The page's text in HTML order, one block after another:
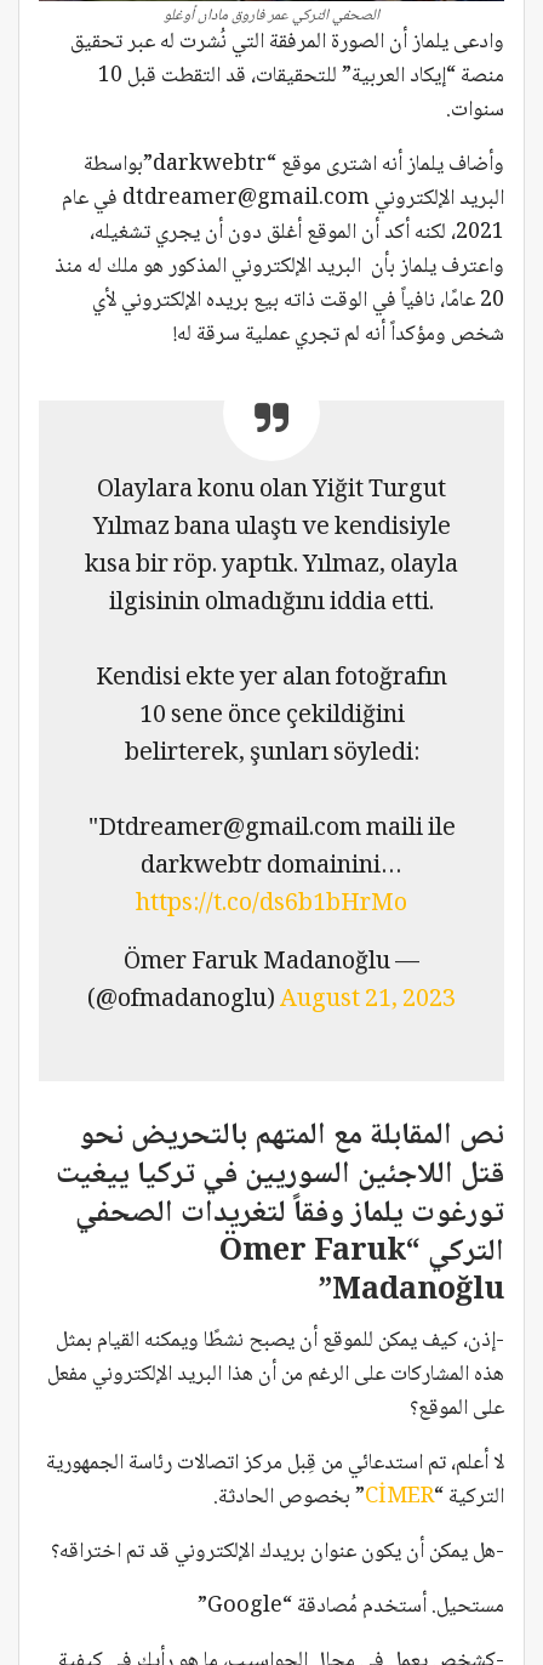
الصحفي التركي عمر فاروق مادان أوغلو
وادعى يلماز أن الصورة المرفقة التي نُشرت له عبر تحقيق
منصة “إيكاد العربية” للتحقيقات، قد التقطت قبل 10
سنوات.
وأضاف يلماز أنه اشترى موقع “darkwebtr”بواسطة
البريد الإلكترونيdtdreamer@gmail.com في عام
2021، لكنه أكد أن الموقع أغلق دون أن يجري تشغيله،
واعترف يلماز بأن البريد الإلكتروني المذكور هو ملك له منذ
20 عامًا، نافياً في الوقت ذاته بيع بريده الإلكتروني لأي
شخص ومؤكداً أنه لم تجري عملية سرقة له!
Olaylara konu olan Yiğit Turgut
Yılmaz bana ulaştı ve kendisiyle
kısa bir röp. yaptık. Yılmaz, olayla
ilgisinin olmadığını iddia etti.
Kendisi ekte yer alan fotoğrafın
10 sene önce çekildiğini
belirterek, şunları söyledi:
"Dtdreamer@gmail.commaili ile
darkwebtr domainini…
https://t.co/ds6b1bHrMo
— Ömer Faruk Madanoğlu
(@ofmadanoglu)August 21, 2023
نص المقابلة مع المتهم بالتحريض نحو
قتل اللاجئين السوريين في تركيا ييغيت
تورغوت يلماز وفقاً لتغريدات الصحفي
التركي “Ömer Faruk
Madanoğlu”
-إذن، كيف يمكن للموقع أن يصبح نشطًا ويمكنه القيام بمثل
هذه المشاركات على الرغم من أن هذا البريد الإلكتروني مفعل
على الموقع؟
لا أعلم، تم استدعائي من قِبل مركز اتصالات رئاسة الجمهورية
التركية “CİMER” بخصوص الحادثة.
-هل يمكن أن يكون عنوان بريدك الإلكتروني قد تم اختراقه؟
مستحيل. أستخدم مُصادقة “Google”